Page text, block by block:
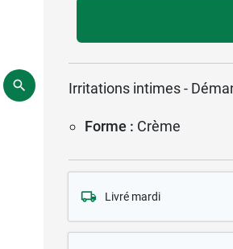
Irritations intimes -
Forme : Crème
Livré mardi